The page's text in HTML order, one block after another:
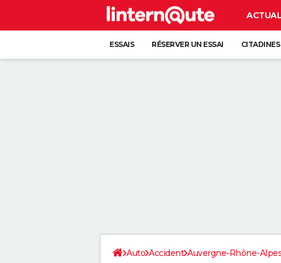
ESSAIS RÉSERVER UN ESSAI CITADINES
Auto Accident Auvergne-Rhône-